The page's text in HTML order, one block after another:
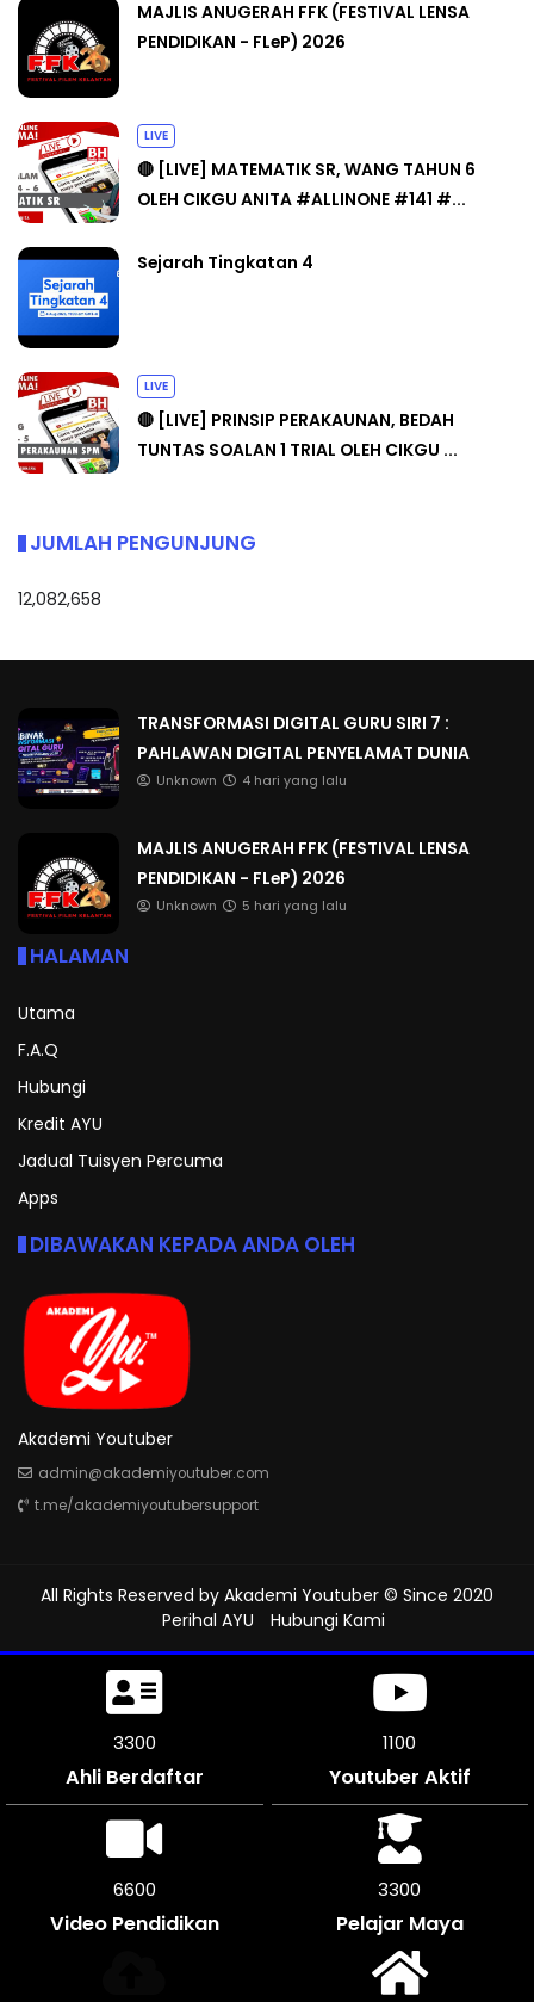
MAJLIS ANUGERAH FFK (FESTIVAL LENSA
PENDIDIKAN - FLeP) 2026
LIVE
🔴 [LIVE] MATEMATIK SR, WANG TAHUN 6
OLEH CIKGU ANITA #ALLINONE #141 #...
Sejarah Tingkatan 4
LIVE
🔴 [LIVE] PRINSIP PERAKAUNAN, BEDAH
TUNTAS SOALAN 1 TRIAL OLEH CIKGU ...
JUMLAH PENGUNJUNG
12,082,658
TRANSFORMASI DIGITAL GURU SIRI 7 :
PAHLAWAN DIGITAL PENYELAMAT DUNIA
Unknown 4 hari yang lalu
MAJLIS ANUGERAH FFK (FESTIVAL LENSA
PENDIDIKAN - FLeP) 2026
Unknown 5 hari yang lalu
HALAMAN
Utama
F.A.Q
Hubungi
Kredit AYU
Jadual Tuisyen Percuma
Apps
DIBAWAKAN KEPADA ANDA OLEH
Akademi Youtuber
admin@akademiyoutuber.com
t.me/akademiyoutubersupport
All Rights Reserved by Akademi Youtuber © Since 2020
Perihal AYU
Hubungi Kami
3753
Ahli Berdaftar
1250
Youtuber Aktif
7500
Video Pendidikan
3750
Pelajar Maya